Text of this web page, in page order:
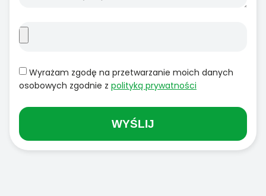
Wyrażam zgodę na przetwarzanie moich danych
osobowych zgodnie z polityką prywatności
WYŚLIJ